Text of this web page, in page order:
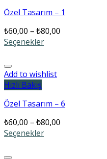
Özel Tasarım – 1
₺60,00 – ₺80,00
Seçenekler
Add to wishlist
Hızlı Bakış
Özel Tasarım – 6
₺60,00 – ₺80,00
Seçenekler